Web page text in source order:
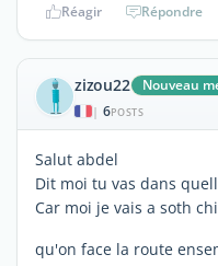
Réagir Répondre
zizou22 Nouveau
| 6POSTS
Salut abdel
Dit moi tu vas dans
Car moi je vais a soth
qu'on face la route